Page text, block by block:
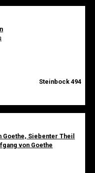
Steinbock 494
Goethe, Siebenter Theil
von Goethe